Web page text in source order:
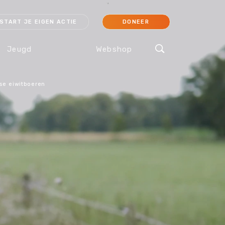
START JE EIGEN ACTIE DONEER
Koraal
Orang-oetan
Jeugd Webshop
eiwitboeren